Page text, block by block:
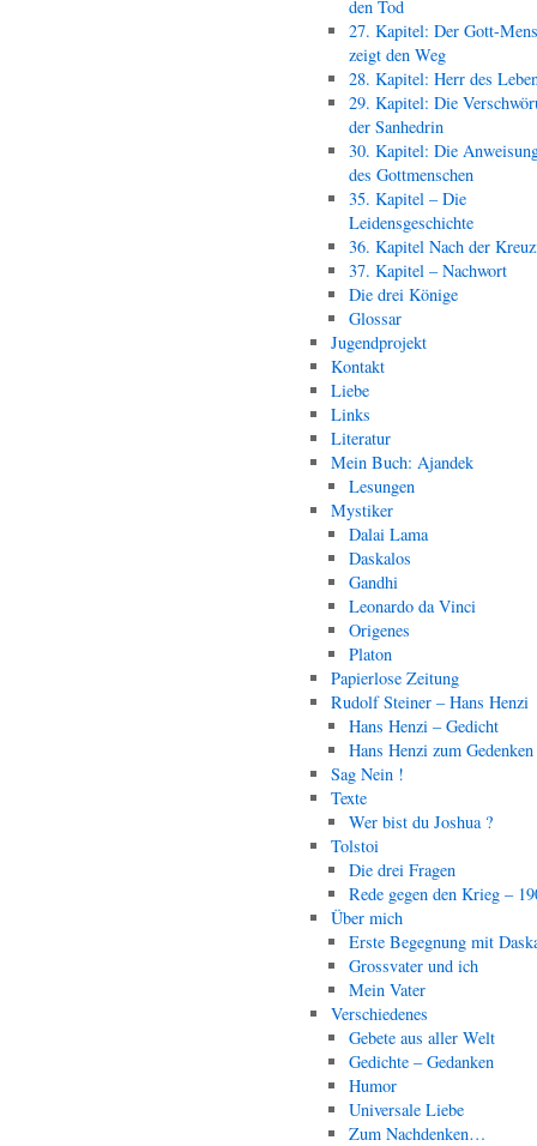
den Tod
27. Kapitel: Der Gott-
zeigt den Weg
28. Kapitel: Herr des
29. Kapitel: Die
der Sanhedrin
30. Kapitel: Die
des Gottmenschen
35. Kapitel – Die
Leidensgeschichte
36. Kapitel Nach der
37. Kapitel – Nachwort
Die drei Könige
Glossar
Jugendprojekt
Kontakt
Liebe
Links
Literatur
Mein Buch: Ajandek
Lesungen
Mystiker
Dalai Lama
Daskalos
Gandhi
Leonardo da Vinci
Origenes
Platon
Papierlose Zeitung
Rudolf Steiner – Hans Henzi
Hans Henzi – Gedicht
Hans Henzi zum Gedenken
Sag Nein !
Texte
Wer bist du Joshua ?
Tolstoi
Die drei Fragen
Rede gegen den Krieg –
Über mich
Erste Begegnung mit
Grossvater und ich
Mein Vater
Verschiedenes
Gebete aus aller Welt
Gedichte – Gedanken
Humor
Universale Liebe
Zum Nachdenken…